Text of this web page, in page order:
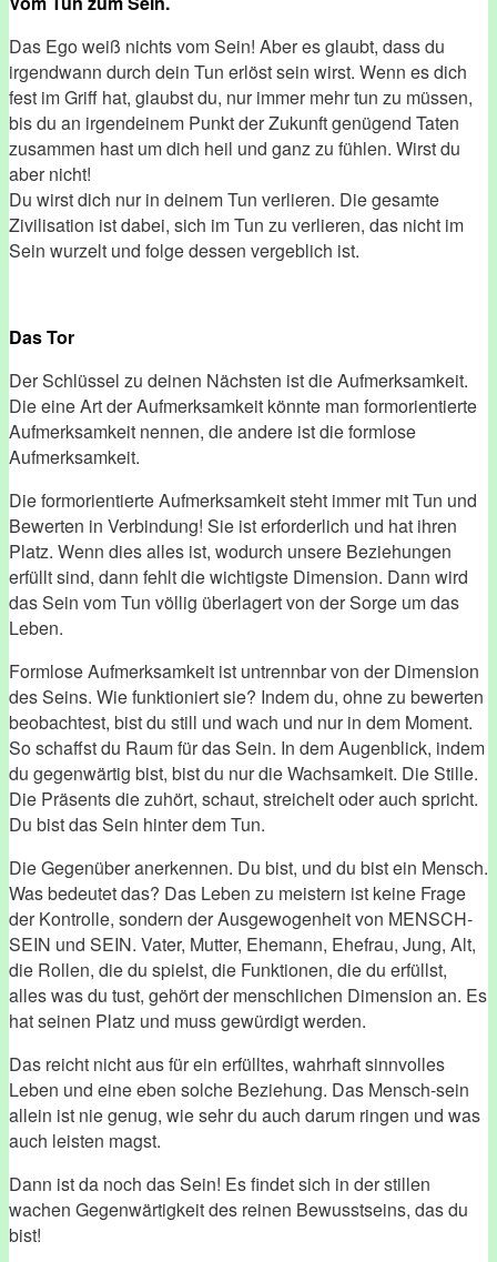
Das Ego weiß nichts vom Sein! Aber es glaubt, dass du
irgendwann durch dein Tun erlöst sein wirst. Wenn es dich
fest im Griff hat, glaubst du, nur immer mehr tun zu müssen,
bis du an irgendeinem Punkt der Zukunft genügend Taten
zusammen hast um dich heil und ganz zu fühlen. Wirst du
aber nicht!
Du wirst dich nur in deinem Tun verlieren. Die gesamte
Zivilisation ist dabei, sich im Tun zu verlieren, das nicht im
Sein wurzelt und folge dessen vergeblich ist.
Das Tor
Der Schlüssel zu deinen Nächsten ist die Aufmerksamkeit.
Die eine Art der Aufmerksamkeit könnte man formorientierte
Aufmerksamkeit nennen, die andere ist die formlose
Aufmerksamkeit.
Die formorientierte Aufmerksamkeit steht immer mit Tun und
Bewerten in Verbindung! Sie ist erforderlich und hat ihren
Platz. Wenn dies alles ist, wodurch unsere Beziehungen
erfüllt sind, dann fehlt die wichtigste Dimension. Dann wird
das Sein vom Tun völlig überlagert von der Sorge um das
Leben.
Formlose Aufmerksamkeit ist untrennbar von der Dimension
des Seins. Wie funktioniert sie? Indem du, ohne zu bewerten
beobachtest, bist du still und wach und nur in dem Moment.
So schaffst du Raum für das Sein. In dem Augenblick, indem
du gegenwärtig bist, bist du nur die Wachsamkeit. Die Stille.
Die Präsents die zuhört, schaut, streichelt oder auch spricht.
Du bist das Sein hinter dem Tun.
Die Gegenüber anerkennen. Du bist, und du bist ein Mensch.
Was bedeutet das? Das Leben zu meistern ist keine Frage
der Kontrolle, sondern der Ausgewogenheit von MENSCH-
SEIN und SEIN. Vater, Mutter, Ehemann, Ehefrau, Jung, Alt,
die Rollen, die du spielst, die Funktionen, die du erfüllst,
alles was du tust, gehört der menschlichen Dimension an. Es
hat seinen Platz und muss gewürdigt werden.
Das reicht nicht aus für ein erfülltes, wahrhaft sinnvolles
Leben und eine eben solche Beziehung. Das Mensch-sein
allein ist nie genug, wie sehr du auch darum ringen und was
auch leisten magst.
Dann ist da noch das Sein! Es findet sich in der stillen
wachen Gegenwärtigkeit des reinen Bewusstseins, das du
bist!